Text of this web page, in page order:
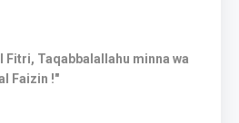
Fitri, Taqabbalallahu minna wa
Faizin !"